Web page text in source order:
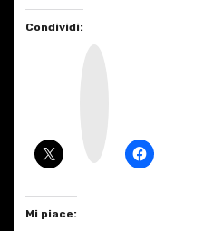
Condividi:
Mi piace: